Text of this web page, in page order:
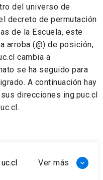
del universo de
decreto de permutación
de la Escuela, este
arroba (@) de posición,
cambia a
se ha seguido para
A continuación hay
direcciones ing.puc.cl